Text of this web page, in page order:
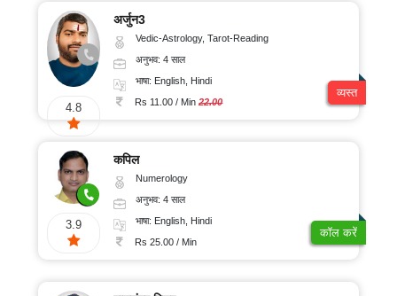
4.8
अर्जुन3
Vedic-Astrology, Tarot-Reading
अनुभव: 4 साल
भाषा: English, Hindi
Rs 11.00 / Min22.00
व्यस्त
3.9
कपिल
Numerology
अनुभव: 4 साल
भाषा: English, Hindi
Rs 25.00 / Min
कॉल करें